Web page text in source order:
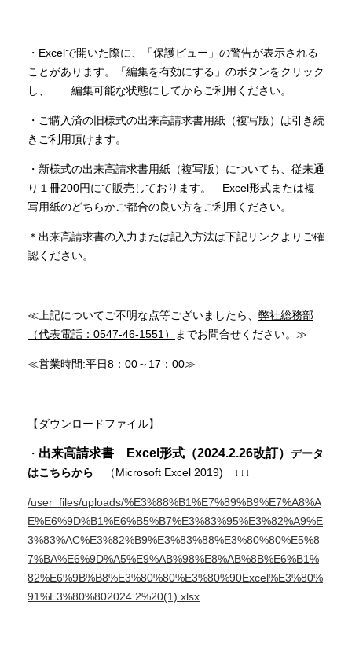
・Excelで開いた際に、「保護ビュー」の警告が表示される
ことがあります。「編集を有効にする」のボタンをクリック
し、 編集可能な状態にしてからご利用ください。
・ご購入済の旧様式の出来高請求書用紙（複写版）は引き続
きご利用頂けます。
・新様式の出来高請求書用紙（複写版）についても、従来通
り１冊200円にて販売しております。 Excel形式または複
写用紙のどちらかご都合の良い方をご利用ください。
＊出来高請求書の入力または記入方法は下記リンクよりご確
認ください。
≪上記についてご不明な点等ございましたら、 弊社総務部
（代表電話：0547-46-1551）
までお問合せください。≫
≪営業時間:平日8：00～17：00≫
【ダウンロードファイル】
・ 出来高請求書 Excel形式（2024.2.26改訂） データ
はこちらから
（Microsoft Excel 2019) ↓↓↓
/user_files/uploads/%E3%88%B1%E7%89%B9%E7%A8%A
E%E6%9D%B1%E6%B5%B7%E3%83%95%E3%82%A9%E
3%83%AC%E3%82%B9%E3%83%88%E3%80%80%E5%8
7%BA%E6%9D%A5%E9%AB%98%E8%AB%8B%E6%B1%
82%E6%9B%B8%E3%80%80%E3%80%90Excel%E3%80%
91%E3%80%802024.2%20(1).xlsx